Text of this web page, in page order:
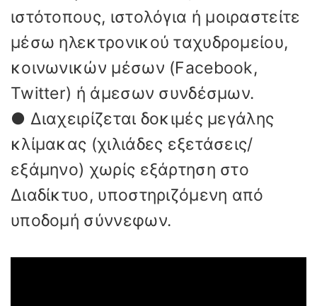
ιστότοπους, ιστολόγια ή μοιραστείτε
μέσω ηλεκτρονικού ταχυδρομείου,
κοινωνικών μέσων (Facebook,
Twitter) ή άμεσων συνδέσμων.
● Διαχειρίζεται δοκιμές μεγάλης
κλίμακας (χιλιάδες εξετάσεις/
εξάμηνο) χωρίς εξάρτηση στο
Διαδίκτυο, υποστηριζόμενη από
υποδομή σύννεφων.